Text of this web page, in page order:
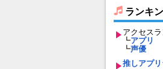
ランキ
アクセス
┗アプリ
┗声優
推しアプ